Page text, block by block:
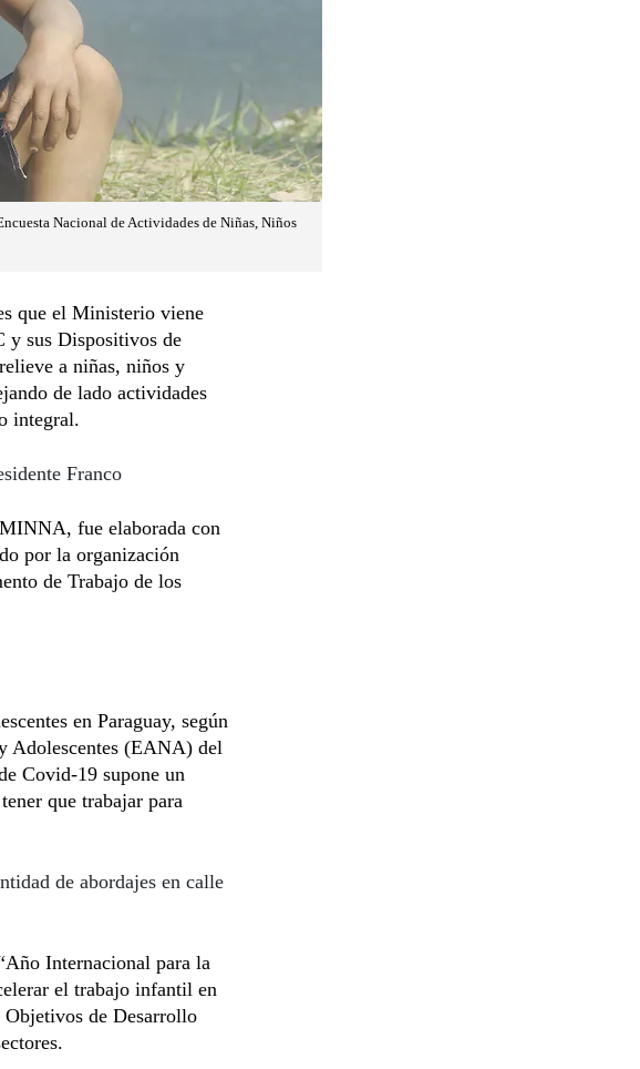
Nacional de Actividades de Niñas, Niños
que el Ministerio viene
y sus Dispositivos de
a niñas, niños y
de lado actividades
integral.
Franco
fue elaborada con
por la organización
de Trabajo de los
en Paraguay, según
Adolescentes (EANA) del
Covid-19 supone un
que trabajar para
de abordajes en calle
Internacional para la
el trabajo infantil en
Objetivos de Desarrollo